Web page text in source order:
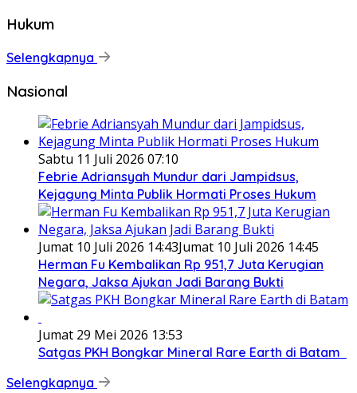
Hukum
Selengkapnya
Nasional
Sabtu 11 Juli 2026 07:10
Febrie Adriansyah Mundur dari Jampidsus,
Kejagung Minta Publik Hormati Proses Hukum
Jumat 10 Juli 2026 14:43Jumat 10 Juli 2026 14:45
Herman Fu Kembalikan Rp 951,7 Juta Kerugian
Negara, Jaksa Ajukan Jadi Barang Bukti
Jumat 29 Mei 2026 13:53
Satgas PKH Bongkar Mineral Rare Earth di Batam
Selengkapnya